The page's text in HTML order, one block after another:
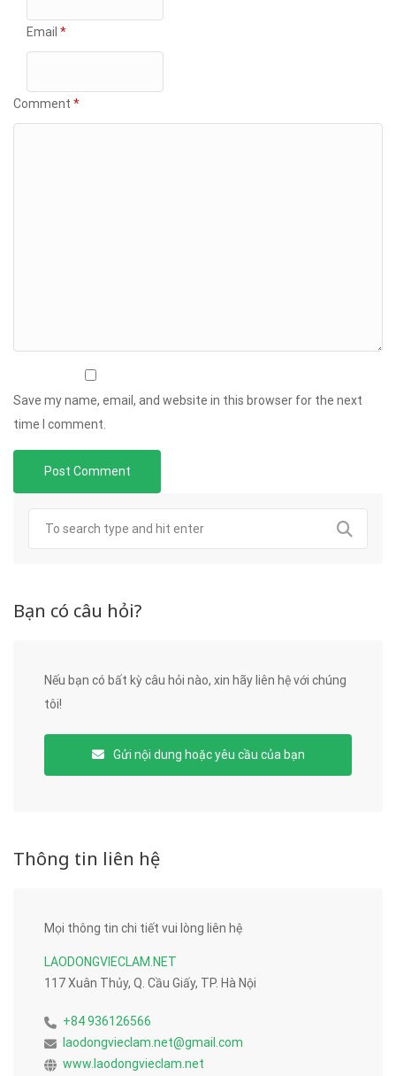
Email *
Comment *
Save my name, email, and website in this browser for the next
time I comment.
Bạn có câu hỏi?
Nếu bạn có bất kỳ câu hỏi nào, xin hãy liên hệ với chúng
tôi!
Gửi nội dung hoặc yêu cầu của bạn
Thông tin liên hệ
Mọi thông tin chi tiết vui lòng liên hệ
LAODONGVIECLAM.NET
117 Xuân Thủy, Q. Cầu Giấy, TP. Hà Nội
+84 936126566
laodongvieclam.net@gmail.com
www.laodongvieclam.net